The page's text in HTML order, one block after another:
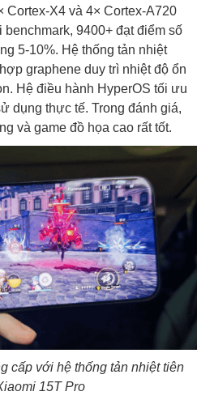
Cortex-X4 và 4× Cortex-A720
9400+ đạt điểm số
5-10%. Hệ thống tản nhiệt
graphene duy trì nhiệt độ ổn
Hệ điều hành HyperOS tối ưu
dụng thực tế. Trong đánh giá,
và game đồ họa cao rất tốt.
cấp với hệ thống tản nhiệt tiên
15T Pro